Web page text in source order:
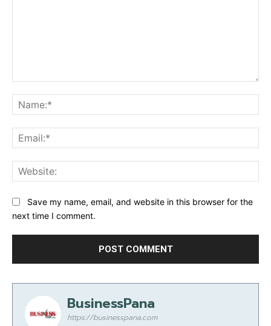
Save my name, email, and website in this browser for the
next time I comment.
BusinessPana
https://businesspana.com